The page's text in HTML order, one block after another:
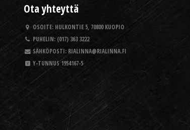
Ota yhteyttä
OSOITE: HULKONTIE 5, 70800 KUOPIO
PUHELIN: (017) 363 3222
SÄHKÖPOSTI: RIALINNA@RIALINNA.FI
Y-TUNNUS1954167-5